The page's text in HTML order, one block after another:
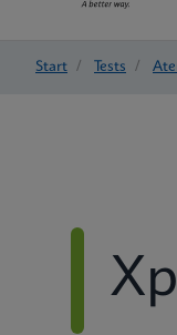
Start / Tests /